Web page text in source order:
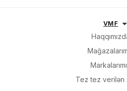
VMF
Tez tez verilən